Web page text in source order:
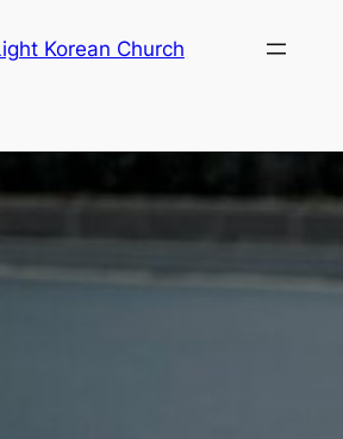
Korean Church